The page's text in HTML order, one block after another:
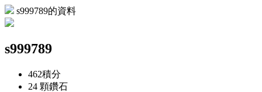
s999789的資料
s999789
462積分
24 顆鑽石